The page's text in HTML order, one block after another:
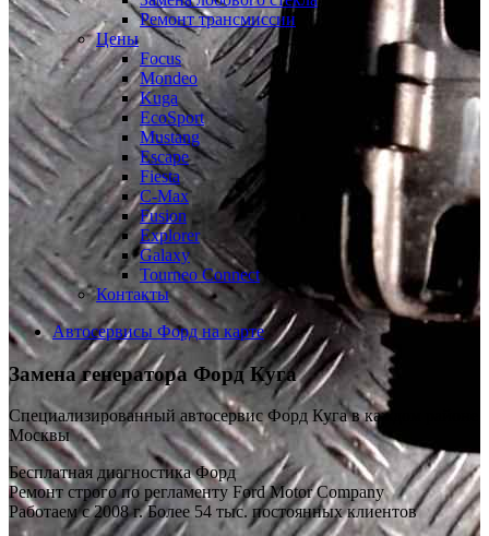
Ремонт трансмиссии
Цены
Focus
Mondeo
Kuga
EcoSport
Mustang
Escape
Fiesta
C-Max
Fusion
Explorer
Galaxy
Tourneo Connect
Контакты
Автосервисы Форд на карте
Замена генератора Форд Куга
Специализированный автосервис Форд Куга в каждом районе
Москвы
Бесплатная диагностика Форд
Ремонт строго по регламенту Ford Motor Company
Работаем с 2008 г. Более 54 тыс. постоянных клиентов